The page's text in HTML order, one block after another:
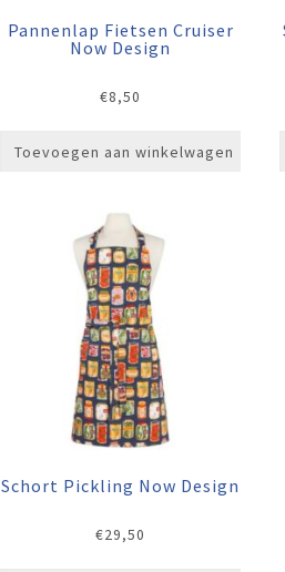
Pannenlap Fietsen Cruiser
Now Design
€8,50
Toevoegen aan winkelwagen
Schort Pickling Now Design
€29,50